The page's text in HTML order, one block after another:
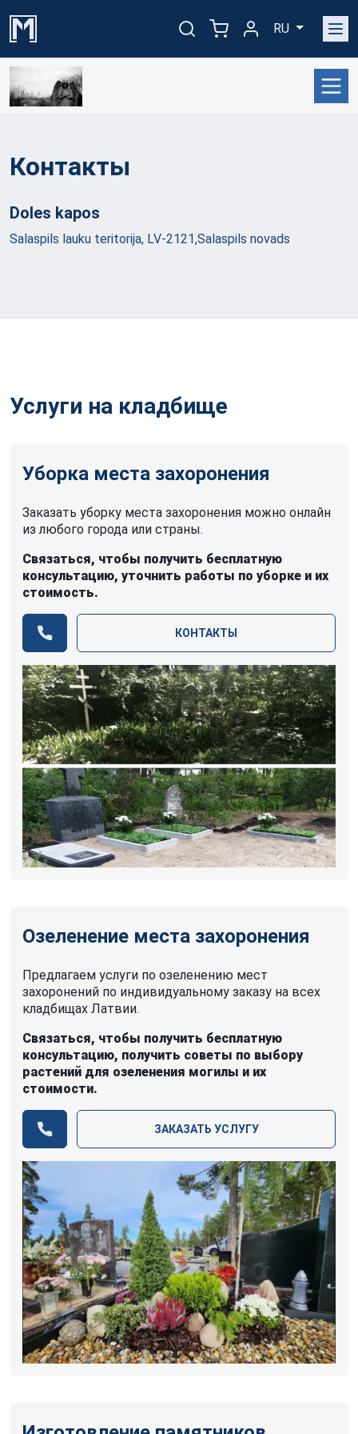
RU
Контакты
Doles kapos
Salaspils lauku teritorija, LV-2121,Salaspils novads
Услуги на кладбище
Уборка места захоронения
Заказать уборку места захоронения можно онлайн
из любого города или страны.
Связаться, чтобы получить бесплатную
консультацию, уточнить работы по уборке и их
стоимость.
КОНТАКТЫ
Озеленение места захоронения
Предлагаем услуги по озеленению мест
захоронений по индивидуальному заказу на всех
кладбищах Латвии.
Связаться, чтобы получить бесплатную
консультацию, получить советы по выбору
растений для озеленения могилы и их
стоимости.
ЗАКАЗАТЬ УСЛУГУ